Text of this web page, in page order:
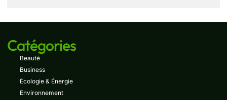
Catégories
Beauté
Business
Écologie & Énergie
Environnement